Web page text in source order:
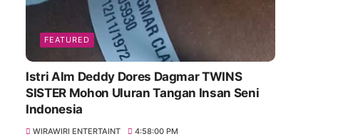
FEATURED
Istri Alm Deddy Dores Dagmar TWINS
SISTER Mohon Uluran Tangan Insan Seni
Indonesia
WIRAWIRI ENTERTAINT 4:58:00 PM